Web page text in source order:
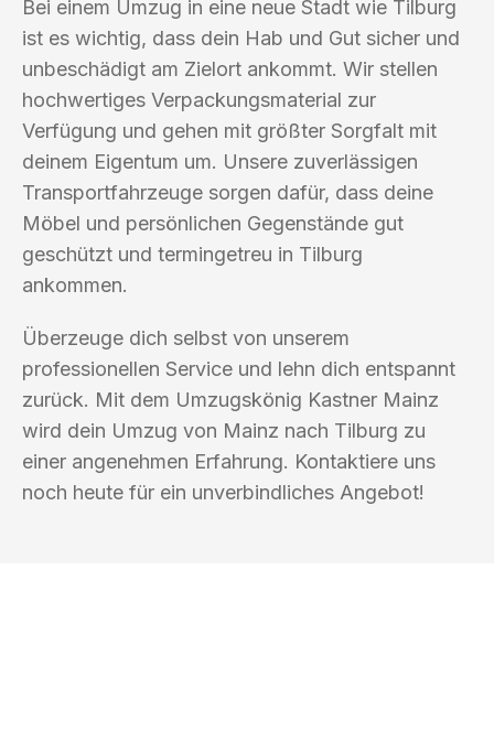
Bei einem Umzug in eine neue Stadt wie Tilburg
ist es wichtig, dass dein Hab und Gut sicher und
unbeschädigt am Zielort ankommt. Wir stellen
hochwertiges Verpackungsmaterial zur
Verfügung und gehen mit größter Sorgfalt mit
deinem Eigentum um. Unsere zuverlässigen
Transportfahrzeuge sorgen dafür, dass deine
Möbel und persönlichen Gegenstände gut
geschützt und termingetreu in Tilburg
ankommen.
Überzeuge dich selbst von unserem
professionellen Service und lehn dich entspannt
zurück. Mit dem Umzugskönig Kastner Mainz
wird dein Umzug von Mainz nach Tilburg zu
einer angenehmen Erfahrung. Kontaktiere uns
noch heute für ein unverbindliches Angebot!